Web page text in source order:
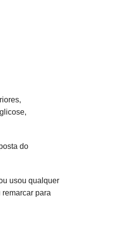
do
usou qualquer
para